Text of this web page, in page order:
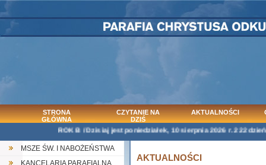
STRONA
GŁÓWNA
CZYTANIE NA
DZIŚ
AKTUALNOŚCI
ROK B / Dzisiaj jest poniedziałek, 10 sierpnia 2026 r. 222 dzień
MSZE ŚW. I NABOŻEŃSTWA
KANCELARIA PARAFIALNA
AKTUALNOŚCI